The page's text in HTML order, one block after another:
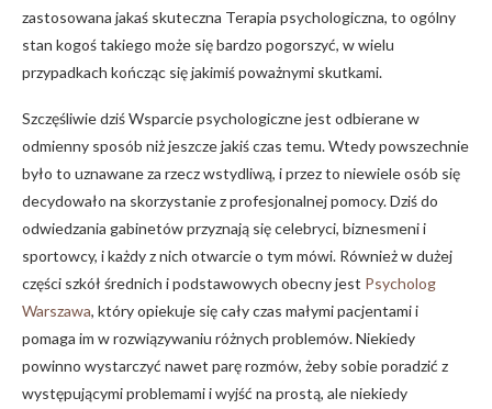
zastosowana jakaś skuteczna Terapia psychologiczna, to ogólny
stan kogoś takiego może się bardzo pogorszyć, w wielu
przypadkach kończąc się jakimiś poważnymi skutkami.
Szczęśliwie dziś Wsparcie psychologiczne jest odbierane w
odmienny sposób niż jeszcze jakiś czas temu. Wtedy powszechnie
było to uznawane za rzecz wstydliwą, i przez to niewiele osób się
decydowało na skorzystanie z profesjonalnej pomocy. Dziś do
odwiedzania gabinetów przyznają się celebryci, biznesmeni i
sportowcy, i każdy z nich otwarcie o tym mówi. Również w dużej
części szkół średnich i podstawowych obecny jest Psycholog
Warszawa, który opiekuje się cały czas małymi pacjentami i
pomaga im w rozwiązywaniu różnych problemów. Niekiedy
powinno wystarczyć nawet parę rozmów, żeby sobie poradzić z
występującymi problemami i wyjść na prostą, ale niekiedy